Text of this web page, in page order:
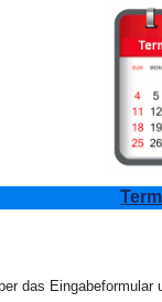
das Eingabeformular